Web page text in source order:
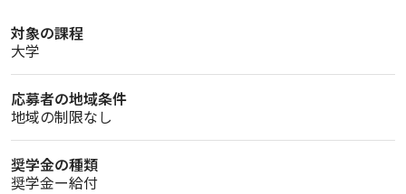
対象の課程
大学
応募者の地域条件
地域の制限なし
奨学金の種類
奨学金ー給付